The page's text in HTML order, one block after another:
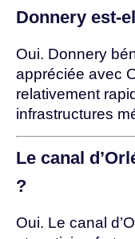
Donnery est-
Oui. Donnery
appréciée avec
relativement
infrastructures
Le canal
?
Oui. Le canal